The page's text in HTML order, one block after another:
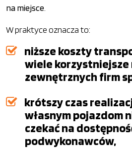
na miejsce.
W praktyce oznacza to:
niższe koszty
wiele korzystniejsze
zewnętrznych firm
krótszy czas
własnym pojazdom
czekać na
podwykonawców,